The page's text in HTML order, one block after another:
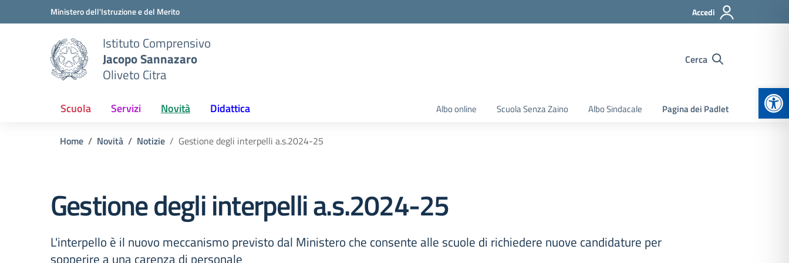
Vai ai contenuti
Vai al menu di navigazioneMinistero dell'Istruzione e del Merito Accedi
Istituto Comprensivo
Jacopo Sannazaro
Oliveto Citra
Cerca
Scuola Servizi Novità Didattica Albo online Scuola Senza Zaino Albo Sindacale Pagina dei Padlet
Home Novità Notizie Gestione degli interpelli a.s.2024-25
Gestione degli interpelli a.s.2024-25
L'interpello è il nuovo meccanismo previsto dal Ministero che consente alle scuole di richiedere nuove candidature per
sopperire a una carenza di personale